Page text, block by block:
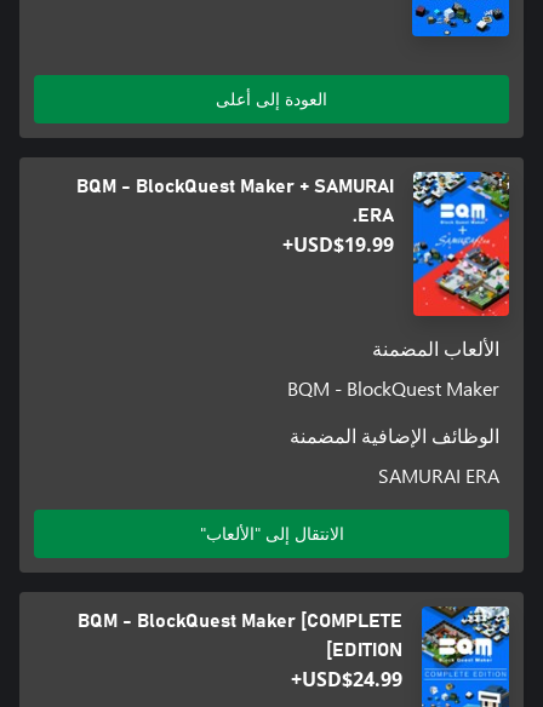
العودة إلى أعلى
BQM - BlockQuest Maker + SAMURAI
ERA.
USD$19.99+
الألعاب المضمنة
BQM - BlockQuest Maker
الوظائف الإضافية المضمنة
SAMURAI ERA
الانتقال إلى "الألعاب"
BQM - BlockQuest Maker [COMPLETE
EDITION]
USD$24.99+